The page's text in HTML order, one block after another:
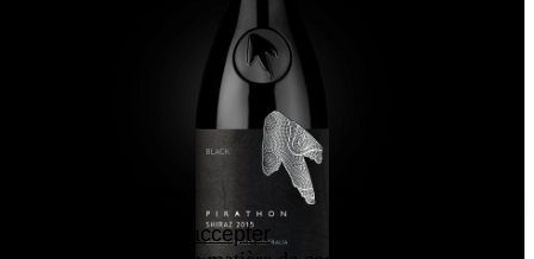
Continuer sans accepter